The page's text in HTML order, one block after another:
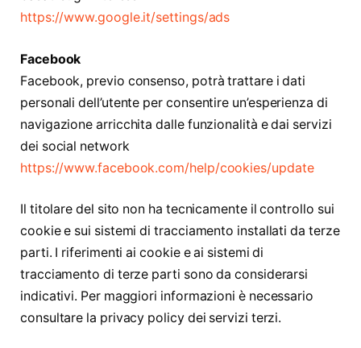
https://www.google.it/settings/ads
Facebook
Facebook, previo consenso, potrà trattare i dati
personali dell’utente per consentire un’esperienza di
navigazione arricchita dalle funzionalità e dai servizi
dei social network
https://www.facebook.com/help/cookies/update
Il titolare del sito non ha tecnicamente il controllo sui
cookie e sui sistemi di tracciamento installati da terze
parti. I riferimenti ai cookie e ai sistemi di
tracciamento di terze parti sono da considerarsi
indicativi. Per maggiori informazioni è necessario
consultare la privacy policy dei servizi terzi.